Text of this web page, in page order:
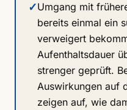
✓Umgang mit
bereits einmal ein
verweigert
Aufenthaltsdauer
strenger geprüft.
Auswirkungen auf
zeigen auf, wie